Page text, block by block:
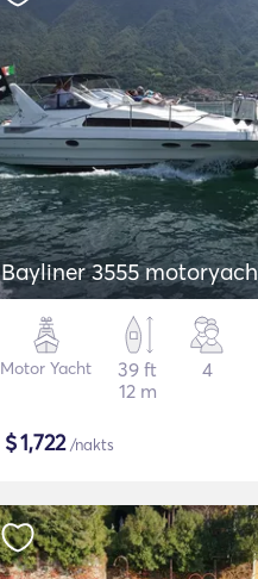
Bayliner 3555
Motor Yacht
39 ft
12 m
4
$1,722/nakts